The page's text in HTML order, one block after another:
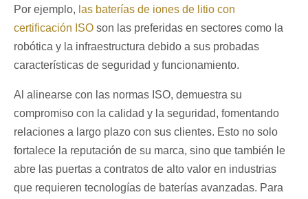
Por ejemplo, las baterías de iones de litio con
certificación ISO son las preferidas en sectores como la
robótica y la infraestructura debido a sus probadas
características de seguridad y funcionamiento.
Al alinearse con las normas ISO, demuestra su
compromiso con la calidad y la seguridad, fomentando
relaciones a largo plazo con sus clientes. Esto no solo
fortalece la reputación de su marca, sino que también le
abre las puertas a contratos de alto valor en industrias
que requieren tecnologías de baterías avanzadas. Para